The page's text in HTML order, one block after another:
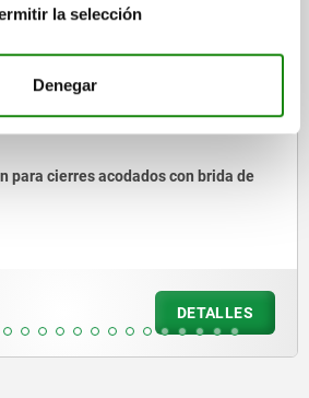
la selección
Denegar
para cierres acodados con brida de
DETALLES